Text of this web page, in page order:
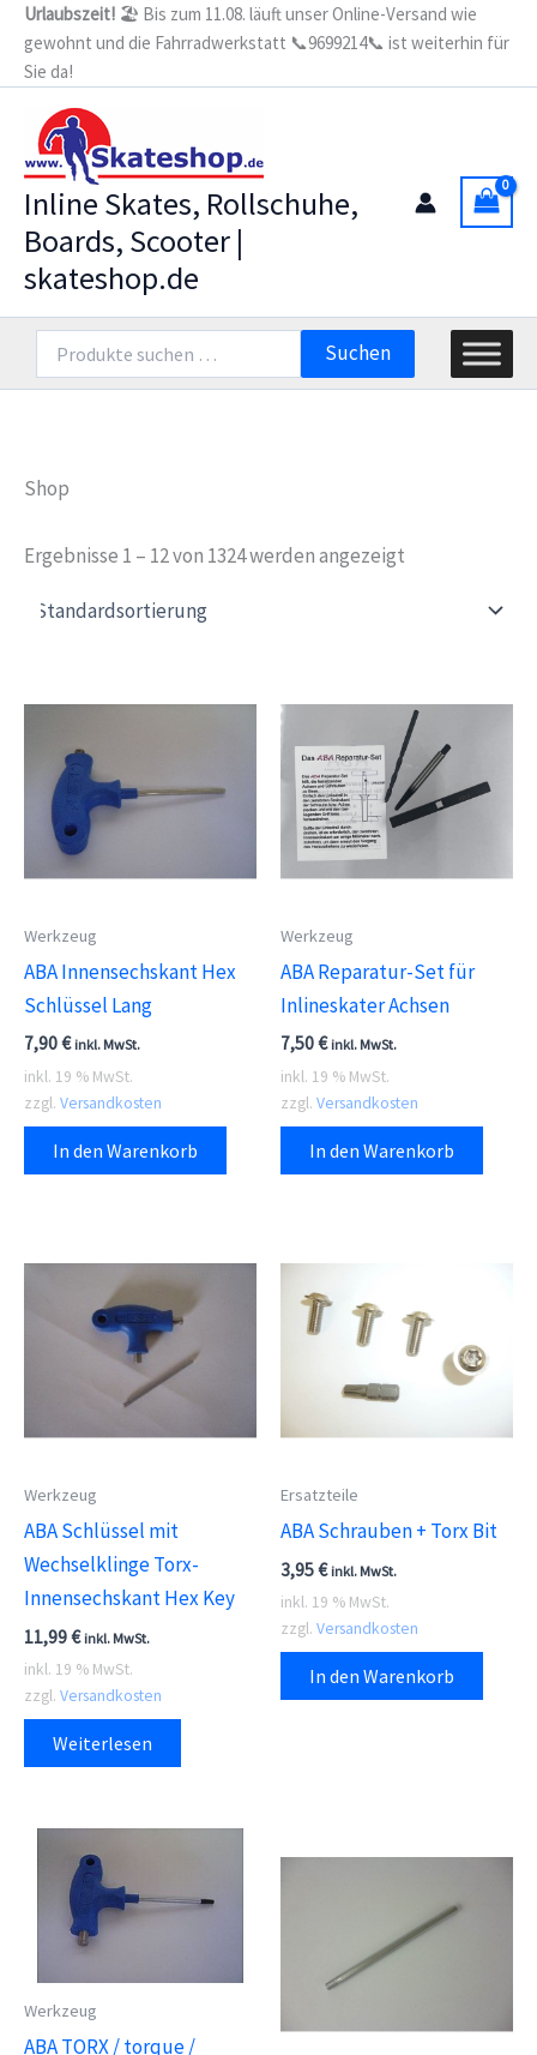
Zum
Inhalt
springen
Urlaubszeit! 🏖️ Bis zum 11.08. läuft unser Online-Versand wie
gewohnt und die Fahrradwerkstatt 📞9699214📞 ist weiterhin für
Sie da!
Inline Skates, Rollschuhe,
Boards, Scooter |
skateshop.de
nach:
Suchen
Shop
Ergebnisse 1 – 12 von 1324 werden angezeigt
Werkzeug
ABA Innensechskant Hex
Schlüssel Lang
7,90€ inkl. MwSt.
inkl. 19 % MwSt.
zzgl. Versandkosten
In den Warenkorb
Werkzeug
ABA Reparatur-Set für
Inlineskater Achsen
7,50€ inkl. MwSt.
inkl. 19 % MwSt.
zzgl. Versandkosten
In den Warenkorb
Werkzeug
ABA Schlüssel mit
Wechselklinge Torx-
Innensechskant Hex Key
11,99€ inkl. MwSt.
inkl. 19 % MwSt.
zzgl. Versandkosten
Weiterlesen
Ersatzteile
ABA Schrauben + Torx Bit
3,95€ inkl. MwSt.
inkl. 19 % MwSt.
zzgl. Versandkosten
In den Warenkorb
Werkzeug
ABA TORX / torque /